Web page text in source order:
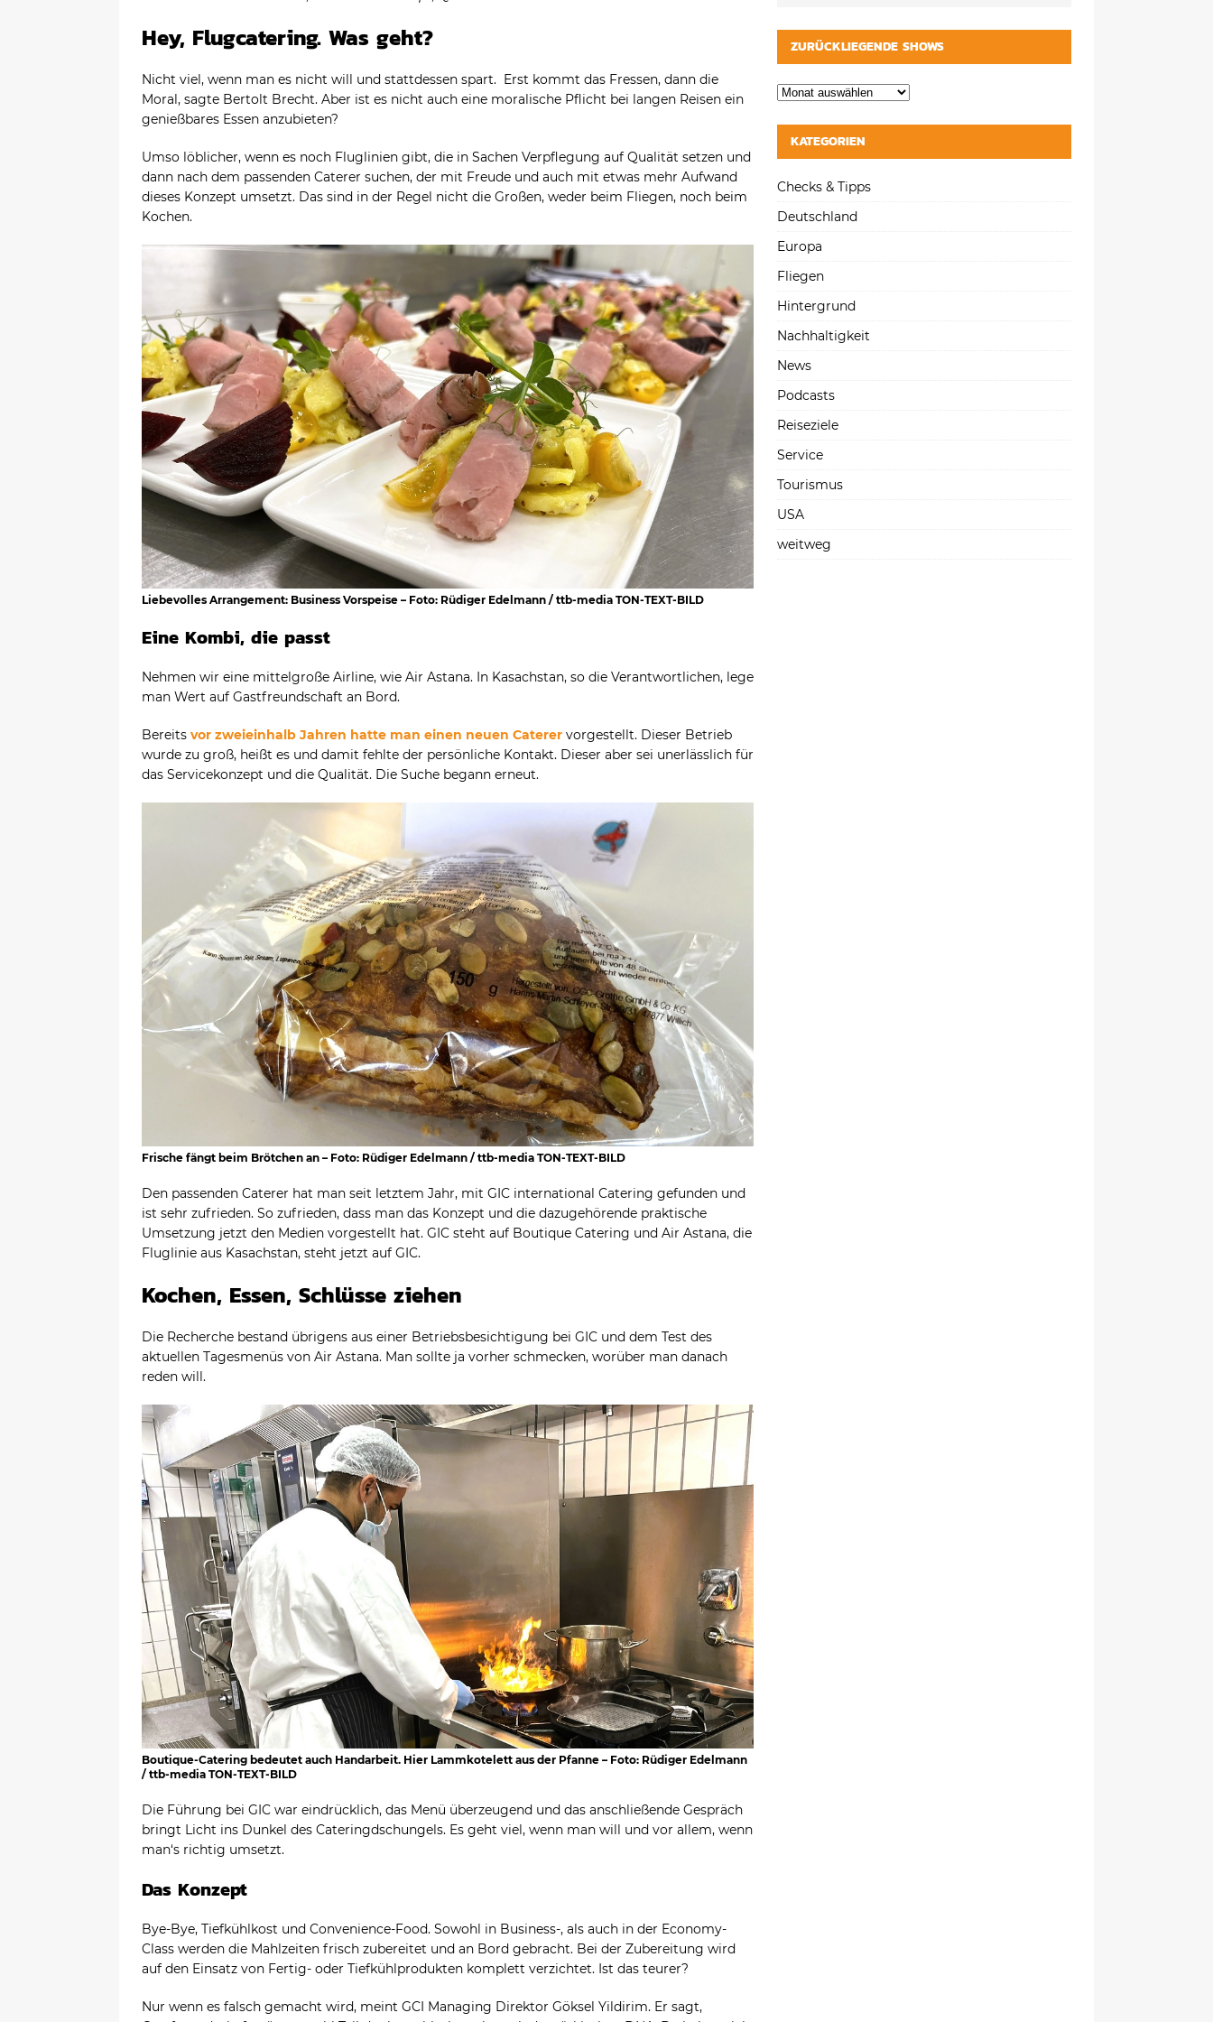
Hey, Flugcatering. Was geht?
Nicht viel, wenn man es nicht will und stattdessen spart. Erst kommt das Fressen, dann die
Moral, sagte Bertolt Brecht. Aber ist es nicht auch eine moralische Pflicht bei langen Reisen ein
genießbares Essen anzubieten?
Umso löblicher, wenn es noch Fluglinien gibt, die in Sachen Verpflegung auf Qualität setzen und
dann nach dem passenden Caterer suchen, der mit Freude und auch mit etwas mehr Aufwand
dieses Konzept umsetzt. Das sind in der Regel nicht die Großen, weder beim Fliegen, noch beim
Kochen.
Liebevolles Arrangement: Business Vorspeise – Foto: Rüdiger Edelmann / ttb-media TON-TEXT-BILD
Eine Kombi, die passt
Nehmen wir eine mittelgroße Airline, wie Air Astana. In Kasachstan, so die Verantwortlichen, lege
man Wert auf Gastfreundschaft an Bord.
Bereits vor zweieinhalb Jahren hatte man einen neuen Caterer vorgestellt. Dieser Betrieb
wurde zu groß, heißt es und damit fehlte der persönliche Kontakt. Dieser aber sei unerlässlich für
das Servicekonzept und die Qualität. Die Suche begann erneut.
Frische fängt beim Brötchen an – Foto: Rüdiger Edelmann / ttb-media TON-TEXT-BILD
Den passenden Caterer hat man seit letztem Jahr, mit GIC international Catering gefunden und
ist sehr zufrieden. So zufrieden, dass man das Konzept und die dazugehörende praktische
Umsetzung jetzt den Medien vorgestellt hat. GIC steht auf Boutique Catering und Air Astana, die
Fluglinie aus Kasachstan, steht jetzt auf GIC.
Kochen, Essen, Schlüsse ziehen
Die Recherche bestand übrigens aus einer Betriebsbesichtigung bei GIC und dem Test des
aktuellen Tagesmenüs von Air Astana. Man sollte ja vorher schmecken, worüber man danach
reden will.
Boutique-Catering bedeutet auch Handarbeit. Hier Lammkotelett aus der Pfanne – Foto: Rüdiger Edelmann
/ ttb-media TON-TEXT-BILD
Die Führung bei GIC war eindrücklich, das Menü überzeugend und das anschließende Gespräch
bringt Licht ins Dunkel des Cateringdschungels. Es geht viel, wenn man will und vor allem, wenn
man‘s richtig umsetzt.
Das Konzept
Bye-Bye, Tiefkühlkost und Convenience-Food. Sowohl in Business-, als auch in der Economy-
Class werden die Mahlzeiten frisch zubereitet und an Bord gebracht. Bei der Zubereitung wird
auf den Einsatz von Fertig- oder Tiefkühlprodukten komplett verzichtet. Ist das teurer?
Nur wenn es falsch gemacht wird, meint GCI Managing Direktor Göksel Yildirim. Er sagt,
ZURÜCKLIEGENDE SHOWS
KATEGORIEN
Checks & Tipps
Deutschland
Europa
Fliegen
Hintergrund
Nachhaltigkeit
News
Podcasts
Reiseziele
Service
Tourismus
USA
weitweg